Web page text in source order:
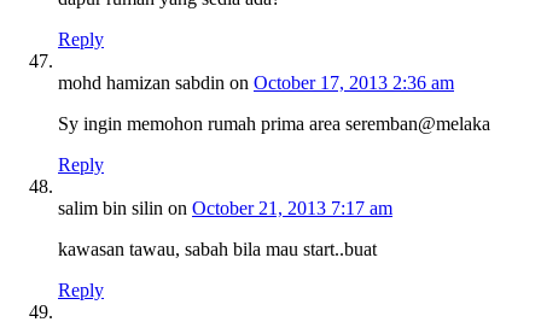
Reply
mohd hamizan sabdin on October 17, 2013 2:36 am
Sy ingin memohon rumah prima area seremban@melaka
Reply
salim bin silin on October 21, 2013 7:17 am
kawasan tawau, sabah bila mau start..buat
Reply